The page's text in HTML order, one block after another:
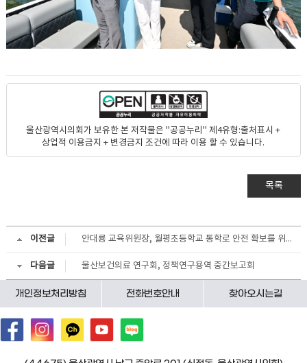
울산광역시의회가 보유한 본 저작물은 "공공누리" 제4유형:출처표시 +
상업적 이용금지 + 변경금지 조건에 따라 이용 할 수 있습니다.
목록
이전글 안대룡 교육위원장, 월평초등학교 통학로 안전 확보를 위한 간담회
다음글 울산보건의료 연구회, 정책연구용역 중간보고회
개인정보처리방침 전화번호안내 찾아오시는길